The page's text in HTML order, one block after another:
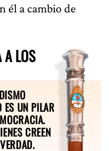
él a cambio de
A LOS
ES UN PILAR
CREEN